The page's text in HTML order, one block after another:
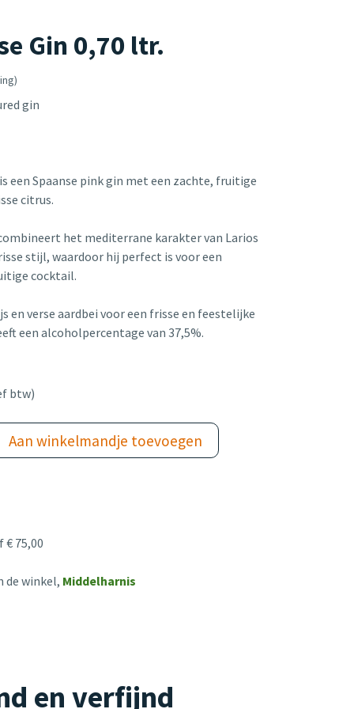
Gin 0,70 ltr.
gin
een Spaanse pink gin met een zachte, fruitige
citrus.
het mediterrane karakter van Larios
stijl, waardoor hij perfect is voor een
cocktail.
en verse aardbei voor een frisse en feestelijke
een alcoholpercentage van 37,5%.
btw)
Aan winkelmandje toevoegen
75,00
de winkel, Middelharnis
en verfijnd